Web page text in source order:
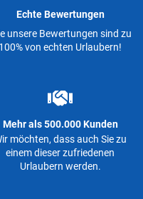
Echte Bewertungen
unsere Bewertungen sind zu
100% von echten Urlaubern!
Mehr als 500.000 Kunden
möchten, dass auch Sie zu
einem dieser zufriedenen
Urlaubern werden.